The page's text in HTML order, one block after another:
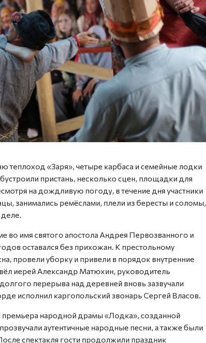
теплоход «Заря», четыре карбаса и семейные лодки
пристань, несколько сцен, площадки для
на дождливую погоду, в течение дня участники
занимались ремёслами, плели из бересты и соломы,
во имя святого апостола Андрея Первозванного и
оставался без прихожан. К престольному
провели уборку и привели в порядок внутренние
иерей Александр Матюхин, руководитель
перерыва над деревней вновь зазвучали
исполнил каргопольский звонарь Сергей Власов.
премьера народной драмы «Лодка», созданной
аутентичные народные песни, а также были
спектакля гости продолжили праздник